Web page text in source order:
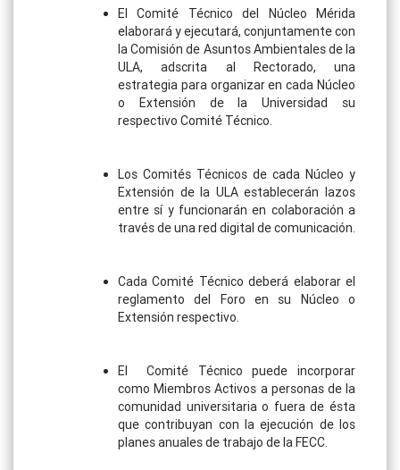
El Comité Técnico del Núcleo Mérida
elaborará y ejecutará, conjuntamente con
la Comisión de Asuntos Ambientales de la
ULA, adscrita al Rectorado, una
estrategia para organizar en cada Núcleo
o Extensión de la Universidad su
respectivo Comité Técnico.
Los Comités Técnicos de cada Núcleo y
Extensión de la ULA establecerán lazos
entre sí y funcionarán en colaboración a
través de una red digital de comunicación.
Cada Comité Técnico deberá elaborar el
reglamento del Foro en su Núcleo o
Extensión respectivo.
El Comité Técnico puede incorporar
como Miembros Activos a personas de la
comunidad universitaria o fuera de ésta
que contribuyan con la ejecución de los
planes anuales de trabajo de la FECC.